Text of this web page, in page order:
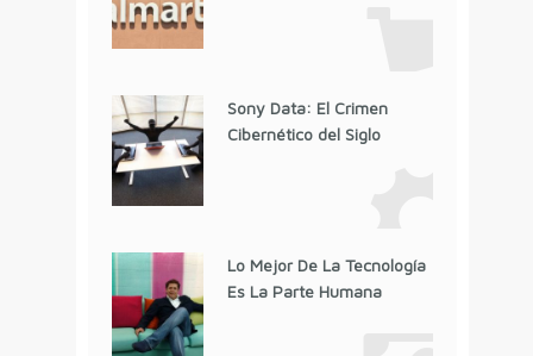
Sony Data: El Crimen
Cibernético del Siglo
Lo Mejor De La Tecnología
Es La Parte Humana